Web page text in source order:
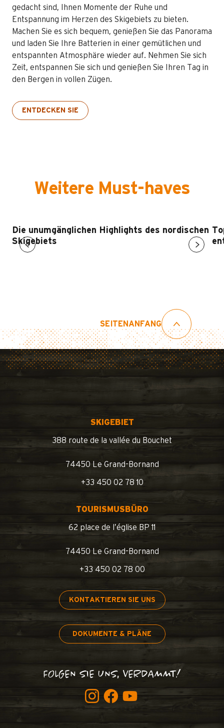
gedacht sind, Ihnen Momente der Ruhe und
Entspannung im Herzen des Skigebiets zu bieten.
Machen Sie es sich bequem, genießen Sie das Panorama
und laden Sie Ihre Batterien in einer gemütlichen und
entspannten Atmosphäre wieder auf. Nehmen Sie sich
Zeit, entspannen Sie sich und genießen Sie Ihren Tag in
den Bergen in vollen Zügen.
ENTDECKEN SIE
Weitere Must-haves
Die unumgänglichen Highlights des nordischen
Skigebiets
SEITENANFANG
SKIGEBIET
388 route de la vallée du Bouchet
74450 Le Grand-Bornand
+33 450 02 78 10
TOURISMUSBÜRO
62 place de l’église BP 11
74450 Le Grand-Bornand
+33 450 02 78 00
KONTAKTIEREN SIE UNS
DOKUMENTE & PLÄNE
FOLGEN SIE UNS, VERDAMMT!